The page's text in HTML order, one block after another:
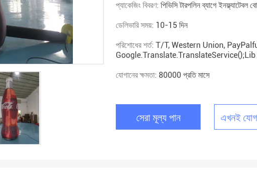
প্যাকেজিং বিবরণ: পিভিসি টারপলিন ব্যাগে ইনফ্ল্যাটেবল
ডেলিভারি সময়: 10-15 দিন
পরিশোধের শর্ত: T/T, Western Union,
Google.translate.TranslateService();lib
যোগানের ক্ষমতা: 80000 প্রতি মাসে
সেরা মূল্য পান এখনই